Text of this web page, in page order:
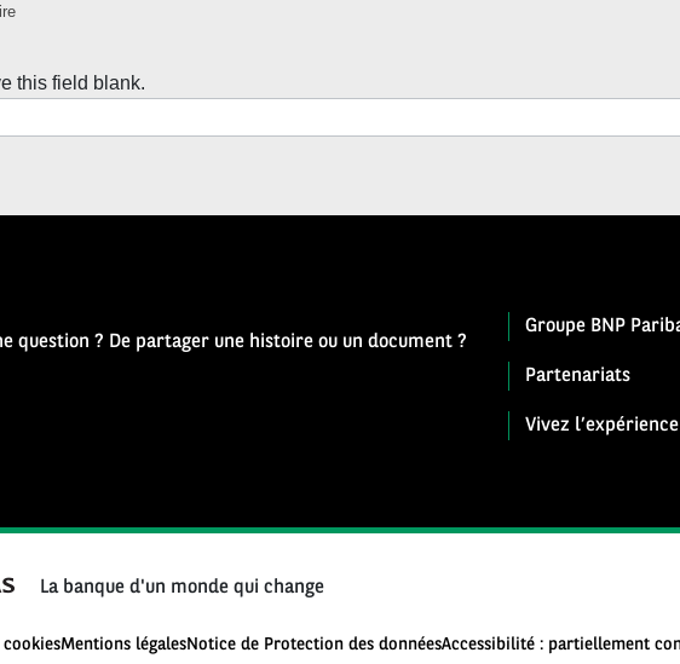
this field blank.
question ? De partager une histoire ou un document ?
Groupe BNP
Partenariats
Vivez
La banque d'un monde qui change
Mentions légalesNotice de Protection des donnéesAccessibilité : partiellement